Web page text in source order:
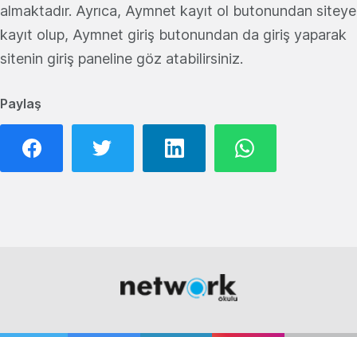
Paylaş
almaktadır. Ayrıca, Aymnet kayıt ol butonundan siteye
kayıt olup, Aymnet giriş butonundan da giriş yaparak
sitenin giriş paneline göz atabilirsiniz.